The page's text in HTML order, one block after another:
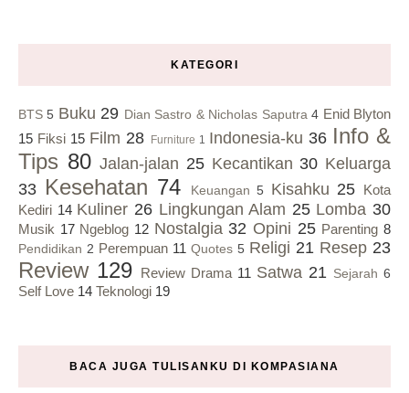
KATEGORI
BTS 5 Buku 29 Dian Sastro & Nicholas Saputra 4 Enid Blyton
15 Fiksi 15 Film 28 Furniture 1 Indonesia-ku 36 Info &
Tips 80 Jalan-jalan 25 Kecantikan 30 Keluarga
33 Kesehatan 74 Keuangan 5 Kisahku 25 Kota
Kediri 14 Kuliner 26 Lingkungan Alam 25 Lomba 30
Musik 17 Ngeblog 12 Nostalgia 32 Opini 25 Parenting 8
Pendidikan 2 Perempuan 11 Quotes 5 Religi 21 Resep 23
Review 129 Review Drama 11 Satwa 21 Sejarah 6
Self Love 14 Teknologi 19
BACA JUGA TULISANKU DI KOMPASIANA